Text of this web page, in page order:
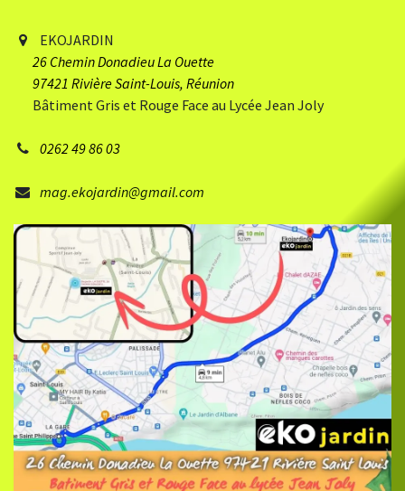
EKOJARDIN
26 Chemin Donadieu​ La Ouette
97421 Rivière Saint-Louis, Réunion
Bâtiment Gris et Rouge Face au Lycée Jean Joly
0262 49 86 03
mag.ekojardin@gmail.com